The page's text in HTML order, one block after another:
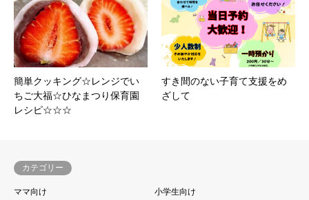
簡単クッキング☆レンジでい
ちご大福☆ひなまつり保育園
レシピ☆☆☆
すき間のない子育て支援をめ
ざして
カテゴリー
ママ向け 小学生向け